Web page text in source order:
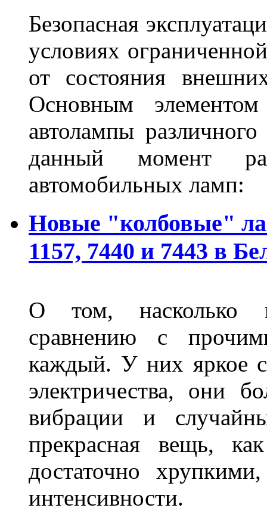
Безопасная
условиях
от состояния
Основным
автолампы
данный момент
автомобильных ламп:
Новые "колбовые"
1157, 7440 и 7443 в
О том, насколько
сравнению с
каждый. У них яркое
электричества, они
вибрации и
прекрасная вещь,
достаточно
интенсивности.